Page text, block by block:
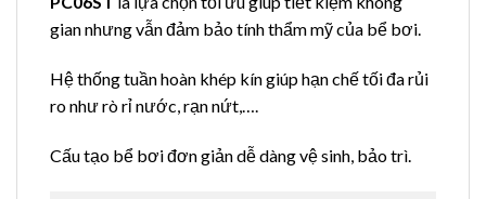
gian nhưng vẫn đảm bảo tính thẩm mỹ của bể bơi.
Hệ thống tuần hoàn khép kín giúp hạn chế tối đa rủi
ro như rò rỉ nước, rạn nứt,….
Cấu tạo bể bơi đơn giản dễ dàng vệ sinh, bảo trì.